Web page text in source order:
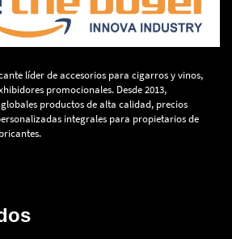
líder de accesorios para cigarros y vinos,
promocionales. Desde 2013,
productos de alta calidad, precios
integrales para propietarios de